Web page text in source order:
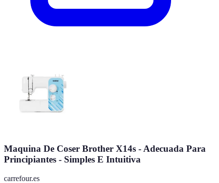
Maquina De Coser Brother X14s - Adecuada Para
Principiantes - Simples E Intuitiva
carrefour.es